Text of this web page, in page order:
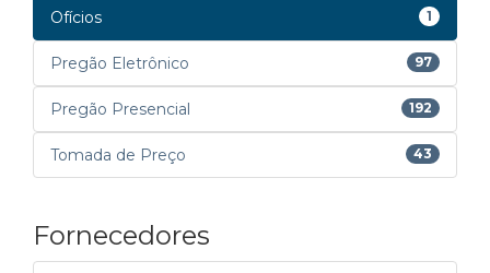
Ofícios 1
Pregão Eletrônico 97
Pregão Presencial 192
Tomada de Preço 43
Fornecedores